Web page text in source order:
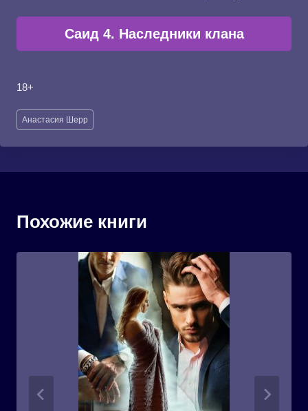
Саид 4. Наследники клана
18+
Метки
записи:
Анастасия Шерр
Похожие книги